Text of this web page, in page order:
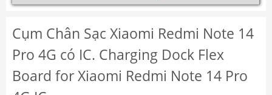
Cụm Chân Sạc Xiaomi Redmi Note 14
Pro 4G có IC. Charging Dock Flex
Board for Xiaomi Redmi Note 14 Pro